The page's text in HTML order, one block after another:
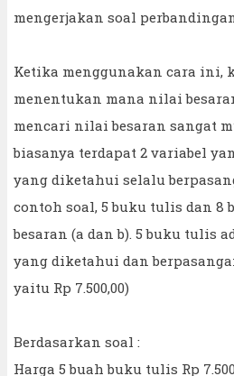
mengerjakan soal
Ketika menggunakan cara ini,
menentukan mana nilai
mencari nilai besaran sangat
biasanya terdapat 2 variabel
yang diketahui selalu
contoh soal, 5 buku tulis dan
besaran (a dan b). 5 buku tulis
yang diketahui dan
yaitu Rp 7.500,00)
Berdasarkan soal :
Harga 5 buah buku tulis Rp